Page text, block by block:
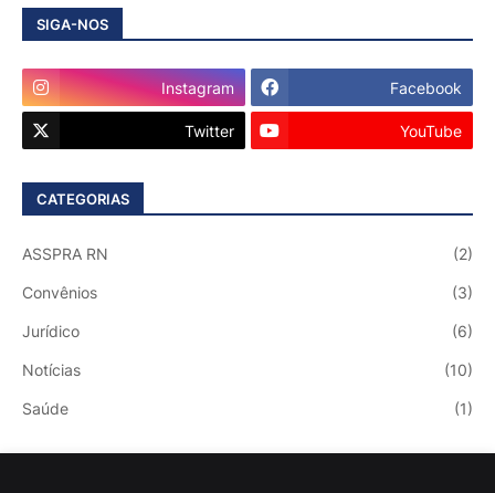
SIGA-NOS
Instagram Facebook
Twitter YouTube
CATEGORIAS
ASSPRA RN (2)
Convênios (3)
Jurídico (6)
Notícias (10)
Saúde (1)